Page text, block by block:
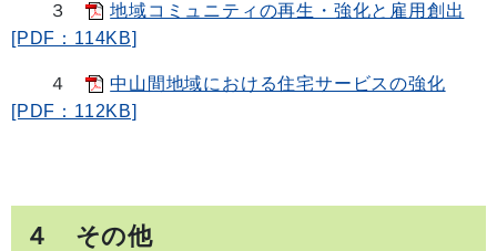
３
地域コミュニティの再生・強化と雇用創出
[PDF：114KB]
４
中山間地域における住宅サービスの強化
[PDF：112KB]
４ その他